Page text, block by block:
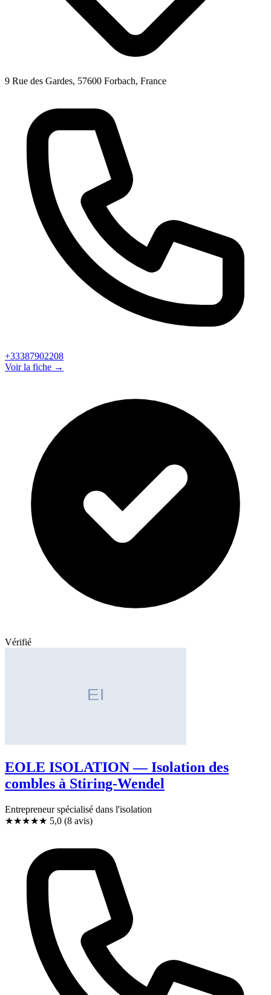
9 Rue des Gardes, 57600 Forbach, France
+33387902208
Voir la fiche →
Vérifié
EOLE ISOLATION — Isolation des
combles à Stiring-Wendel
Entrepreneur spécialisé dans l'isolation
★★★★★ 5,0 (8 avis)